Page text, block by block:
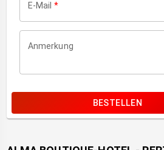
E-Mail *
Anmerkung
BESTELLEN